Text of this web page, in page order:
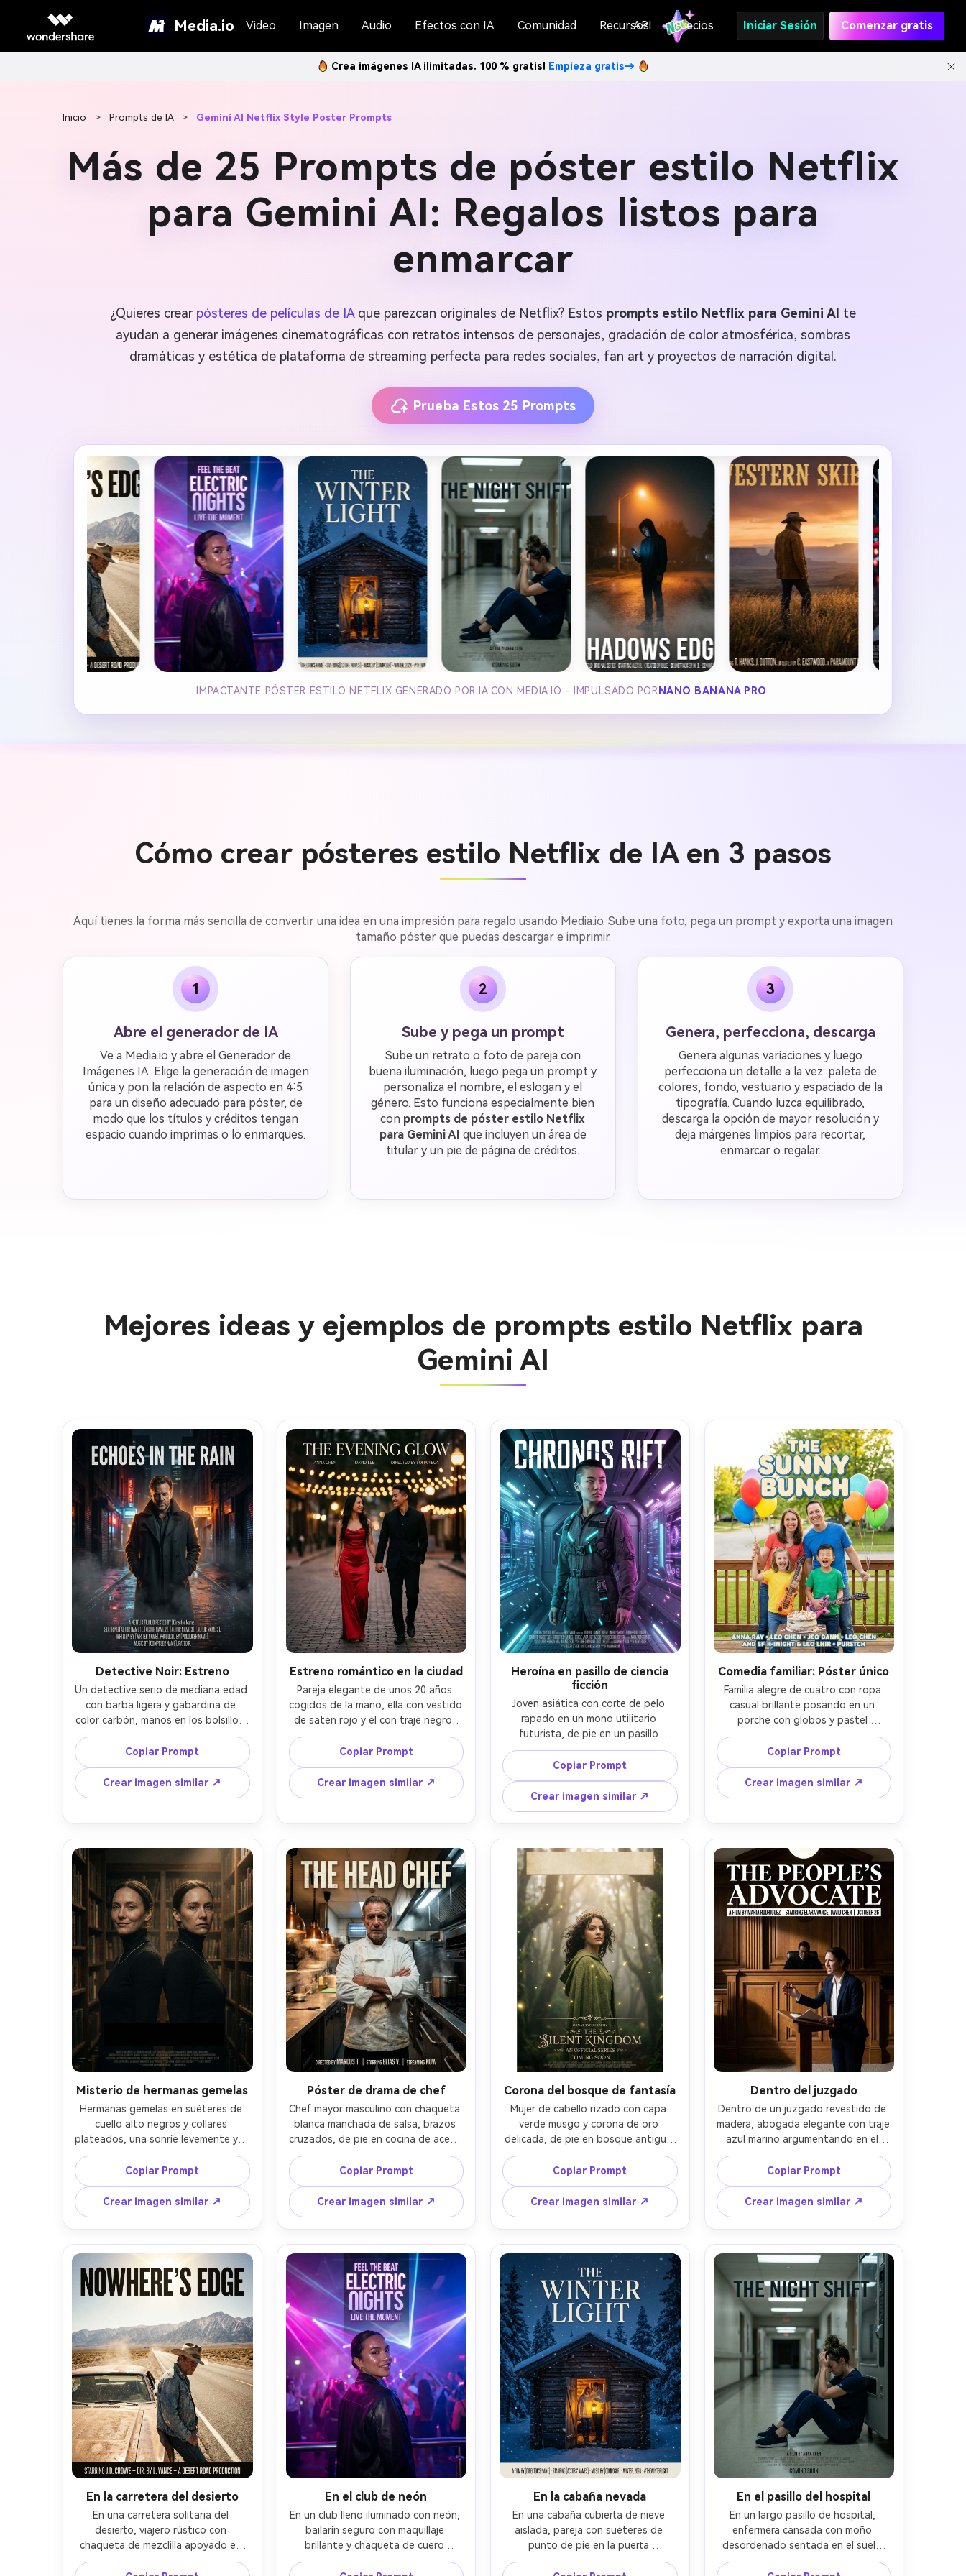
Media.io Video Imagen Audio Efectos con IA Comunidad Recursos
API Precios Iniciar Sesión Comenzar gratis
Crea imágenes IA ilimitadas. 100 % gratis! Empieza gratis→
Inicio > Prompts de IA > Gemini AI Netflix Style Poster Prompts
Más de 25 Prompts de póster estilo Netflix
para Gemini AI: Regalos listos para
enmarcar
¿Quieres crear pósteres de películas de IAque parezcan originales de Netflix? Estos prompts estilo Netflix para Gemini AI te
ayudan a generar imágenes cinematográficas con retratos intensos de personajes, gradación de color atmosférica, sombras
dramáticas y estética de plataforma de streaming perfecta para redes sociales, fan art y proyectos de narración digital.
Prueba Estos 25 Prompts
IMPACTANTE PÓSTER ESTILO NETFLIX GENERADO POR IA CON MEDIA.IO - IMPULSADO POR NANO BANANA PRO
Cómo crear pósteres estilo Netflix de IA en 3 pasos
Aquí tienes la forma más sencilla de convertir una idea en una impresión para regalo usando Media.io. Sube una foto, pega un prompt y exporta una imagen
tamaño póster que puedas descargar e imprimir.
1
Abre el generador de IA
Ve a Media.io y abre el Generador de
Imágenes IA. Elige la generación de imagen
única y pon la relación de aspecto en 4:5
para un diseño adecuado para póster, de
modo que los títulos y créditos tengan
espacio cuando imprimas o lo enmarques.
2
Sube y pega un prompt
Sube un retrato o foto de pareja con
buena iluminación, luego pega un prompt y
personaliza el nombre, el eslogan y el
género. Esto funciona especialmente bien
con prompts de póster estilo Netflix
para Gemini AI que incluyen un área de
titular y un pie de página de créditos.
3
Genera, perfecciona, descarga
Genera algunas variaciones y luego
perfecciona un detalle a la vez: paleta de
colores, fondo, vestuario y espaciado de la
tipografía. Cuando luzca equilibrado,
descarga la opción de mayor resolución y
deja márgenes limpios para recortar,
enmarcar o regalar.
Mejores ideas y ejemplos de prompts estilo Netflix para
Gemini AI
Detective Noir: Estreno
Un detective serio de mediana edad
con barba ligera y gabardina de
color carbón, manos en los bolsillos,
de pie en un callejón mojado por la
lluvia con reflejos de neón y niebla
flotante, luz lateral dramática y
brillo en el pavimento húmedo,
diseño de póster estilo Netflix con
abajo, Sony A7IV, 85mm f/1.4, poca
profundidad de campo, composición
heroica centrada, ambiente de
thriller tenso, textura de piel
fotorrealista, sombras naturales,
alta resolución, espacio negativo
seguro para tipografía nítida, sin
logotipos, sin marca de agua --ar
4:5
Copiar Prompt
Crear imagen similar ↗
Estreno romántico en la ciudad
Pareja elegante de unos 20 años
cogidos de la mano, ella con vestido
de satén rojo y él con traje negro,
caminando bajo luces de guirnalda
en una calle adoquinada, brillo cálido
de tungsteno con bokeh suave,
estilo de póster cinematográfico
con zona para título en moderna
elenco, Canon R5, 50mm f/1.2,
encuadre de cuerpo completo
medio, ambiente romántico y suave,
gradación de color editorial, textura
realista de tela, nitidez lista para
impresión, márgenes limpios, sin
marcas de marca --ar 4:5
Copiar Prompt
Crear imagen similar ↗
Heroína en pasillo de ciencia
ficción
Joven asiática con corte de pelo
rapado en un mono utilitario
futurista, de pie en un pasillo
resplandeciente con paneles
holográficos y partículas flotantes,
luz clave cian fría con acentos
magenta, composición de póster
estilo Netflix con gran título arriba y
créditos densos abajo, Nikon Z8,
35mm f/1.8, encuadre de ángulo
bajo, expresión decidida, iluminación
y reflejos fotorrealistas, texturas
ultra detalladas, alta resolución, sin
logotipos, sin marca de agua --ar
4:5
Copiar Prompt
Crear imagen similar ↗
Comedia familiar: Póster único
Familia alegre de cuatro con ropa
casual brillante posando en un
porche con globos y pastel
desordenado, fondo suburbano
soleado con accesorios divertidos,
luz suave con sombras gentiles,
diseño moderno de póster cómico
con espacio grande para título
Sony A7III, 35mm f/2, composición
simétrica, tono optimista, textura
de piel natural, enfoque nítido, color
listo para impresión, sin marcas
comerciales, sin marca de agua --ar
4:5
Copiar Prompt
Crear imagen similar ↗
Misterio de hermanas gemelas
Hermanas gemelas en suéteres de
cuello alto negros y collares
plateados, una sonríe levemente y la
otra seria, de espaldas en una
biblioteca tenue con polvo flotante
y estanterías altas, iluminación
chiaroscuro, diseño de póster
cinematográfico con título centrado
y bloque de créditos en letra fina,
Canon R6, 85mm f/1.4, encuadre
suspenso, poros de piel realistas,
grano de película sutil, alta
sin logotipos --ar 4:5
Copiar Prompt
Crear imagen similar ↗
Póster de drama de chef
Chef mayor masculino con chaqueta
blanca manchada de salsa, brazos
cruzados, de pie en cocina de acero
inoxidable con vapor, luces cálidas
mezcladas con luz fría, diseño de
póster de streaming drama con
título audaz arriba y créditos abajo,
Fujifilm GFX100S, 63mm f/2.8, retrato
tres cuartos, mirada intensa, textura
fotorrealista, sombras naturales,
contraste cinematográfico, alta
resolución, sin logotipos de marca -
-ar 4:5
Copiar Prompt
Crear imagen similar ↗
Corona del bosque de fantasía
Mujer de cabello rizado con capa
verde musgo y corona de oro
delicada, de pie en bosque antiguo
con luciérnagas brillantes y niebla,
luz volumétrica suave entre los
árboles, composición de póster de
fantasía estilo Netflix con área de
titular y subtítulo ornamentado,
Sony A7R V, 50mm f/1.4, composición
centrada, ambiente épico soñador,
mechones de cabello realistas,
tejido de tela detallado, alta
resolución, listo para imprimir, sin
marca de agua --ar 4:5
Copiar Prompt
Crear imagen similar ↗
Dentro del juzgado
Dentro de un juzgado revestido de
madera, abogada elegante con traje
azul marino argumentando en el
podio, juez al fondo, iluminación
dramática con sombras profundas,
diseño de póster cinematográfico
con espacio fuerte para título y
créditos, Leica SL2, 35mm f/2,
encuadre amplio pero enfocado,
vibra de drama legal tenso, detalle
fotorrealista, bordes nítidos, alta
resolución, sin logotipos --ar 4:5
Copiar Prompt
Crear imagen similar ↗
En la carretera del desierto
En una carretera solitaria del
desierto, viajero rústico con
chaqueta de mezclilla apoyado en
coche vintage polvoriento, bruma
En el club de neón
En un club lleno iluminado con neón,
bailarín seguro con maquillaje
brillante y chaqueta de cuero
mirando sobre el hombro, láseres y
En la cabaña nevada
En una cabaña cubierta de nieve
aislada, pareja con suéteres de
punto de pie en la puerta
sosteniendo una linterna, pinos y
En el pasillo del hospital
En un largo pasillo de hospital,
enfermera cansada con moño
desordenado sentada en el suelo
junto a la máquina expendedora,